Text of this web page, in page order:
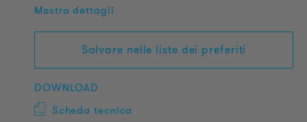
Mostra dettagli
Salvare nelle liste dei preferiti
DOWNLOAD
Scheda tecnica